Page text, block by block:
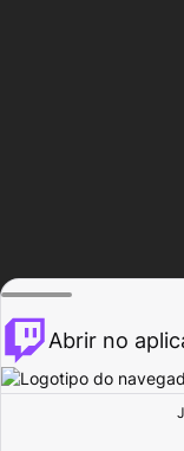
Abrir no